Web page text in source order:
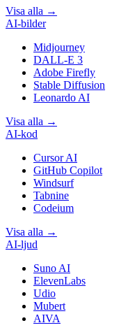
Visa alla →
AI-bilder
Midjourney
DALL-E 3
Adobe Firefly
Stable Diffusion
Leonardo AI
Visa alla →
AI-kod
Cursor AI
GitHub Copilot
Windsurf
Tabnine
Codeium
Visa alla →
AI-ljud
Suno AI
ElevenLabs
Udio
Mubert
AIVA